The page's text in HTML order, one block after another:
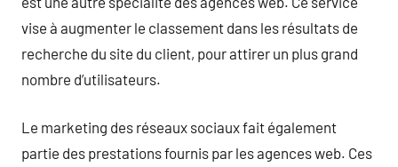
vise à augmenter le classement dans les résultats de
recherche du site du client, pour attirer un plus grand
nombre d’utilisateurs.
Le marketing des réseaux sociaux fait également
partie des prestations fournis par les agences web. Ces